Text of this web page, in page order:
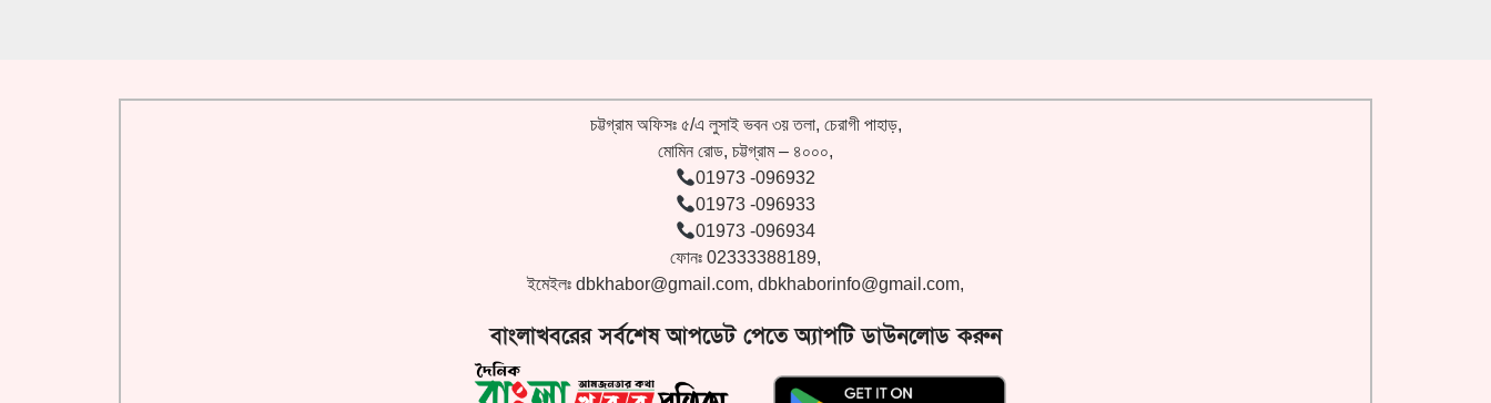
চট্টগ্রাম অফিসঃ ৫/এ লুসাই ভবন ৩য় তলা, চেরাগী পাহাড়,
মোমিন রোড, চট্টগ্রাম – ৪০০০,
01973 -096932
01973 -096933
01973 -096934
ফোনঃ 02333388189,
ইমেইলঃ dbkhabor@gmail.com, dbkhaborinfo@gmail.com,
বাংলাখবরের সর্বশেষ আপডেট পেতে অ্যাপটি ডাউনলোড করুন